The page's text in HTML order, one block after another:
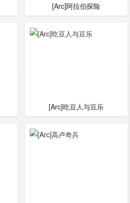
[Arc]阿拉伯探险
[Arc]吃豆人与豆乐